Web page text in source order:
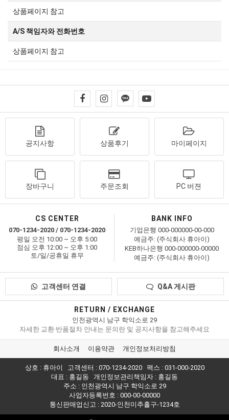
상품페이지 참고
A/S 책임자와 전화번호
상품페이지 참고
공지사항 상품후기 마이페이지
장바구니 주문조회 PC 버젼
CS CENTER
070-1234-2020 / 070-1234-2020
평일 오전 10:00 ~ 오후 5:00
점심 오후 12:00 ~ 오후 1:00
토/일/공휴일 휴무
BANK INFO
기업은행 000-000000-00-000
예금주: (주식회사 휴아이)
KEB하나은행 000-000000-00000
예금주: (주식회사 휴아이)
고객센터 연결 Q&A 게시판
RETURN / EXCHANGE
인천광역시 남구 학익소로 29
자세한 교환·반품절차 안내는 문의란 및 공지사항을 참고해주세요
회사소개 이용약관 개인정보처리방침
상호 : 휴아이 고객센터 : 070-1234-2020
팩스 : 031-000-2020
대표 : 홍길동
개인정보관리책임자 : 홍길동
주소 : 인천광역시 남구 학익소로 29
사업자등록번호 : 000-00-00000
통신판매업신고 : 2020-인천미추홀구-1234호